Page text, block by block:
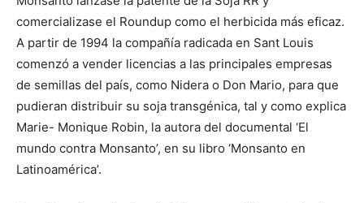
comercializase el Roundup como el herbicida más eficaz.
A partir de 1994 la compañía radicada en Sant Louis
comenzó a vender licencias a las principales empresas
de semillas del país, como Nidera o Don Mario, para que
pudieran distribuir su soja transgénica, tal y como explica
Marie- Monique Robin, la autora del documental ‘El
mundo contra Monsanto’, en su libro ‘Monsanto en
Latinoamérica’.